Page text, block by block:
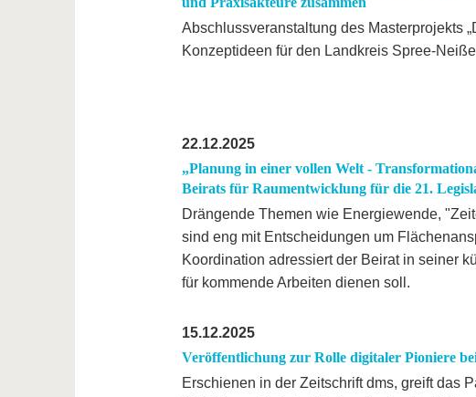
Abschlussveranstaltung des Masterprojekts
Konzeptideen für den Landkreis Spree-
22.12.2025
„Planung in einer vollen Welt -
Beirats für Raumentwicklung für die 21.
Drängende Themen wie Energiewende,
sind eng mit Entscheidungen um
Koordination adressiert der Beirat in seiner
für kommende Arbeiten dienen soll.
15.12.2025
Veröffentlichung zur Rolle digitaler Pioniere
Erschienen in der Zeitschrift dms, greift das